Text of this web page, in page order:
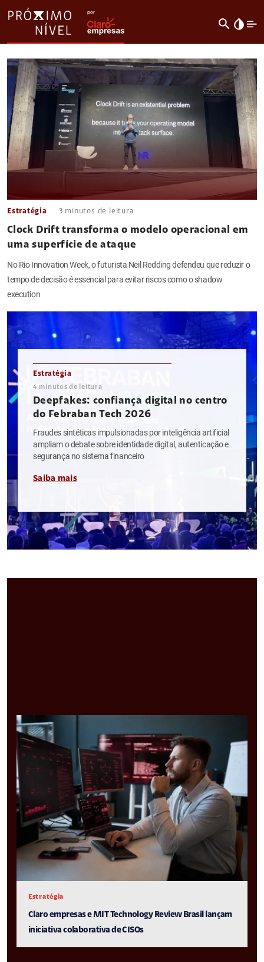
search invert_colors
Estratégia 3 minutos de leitura
Clock Drift transforma o modelo operacional em
uma superfície de ataque
No Rio Innovation Week, o futurista Neil Redding defendeu que reduzir o
tempo de decisão é essencial para evitar riscos como o shadow
execution
Estratégia
4 minutos de leitura
Deepfakes: confiança digital no centro
do Febraban Tech 2026
Fraudes sintéticas impulsionadas por inteligência artificial
ampliam o debate sobre identidade digital, autenticação e
segurança no sistema financeiro
Saiba mais
Estratégia
Claro empresas e MIT Technology Review Brasil lançam
iniciativa colaborativa de CISOs